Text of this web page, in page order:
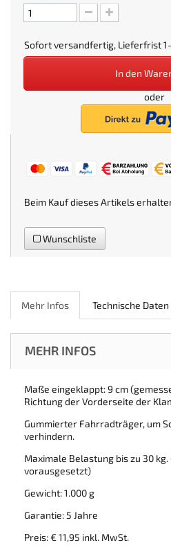
Sofort versandfertig, Lieferfrist
In den
oder
Beim Kauf dieses Artikels
Wunschliste
Mehr Infos Technische Daten
MEHR INFOS
Maße eingeklappt: 9 cm
Richtung der Vorderseite der
Gummierter Fahrradträger, um
verhindern.
Maximale Belastung bis zu 30
vorausgesetzt)
Gewicht: 1.000 g
Garantie: 5 Jahre
Preis: € 11,95 inkl. MwSt.